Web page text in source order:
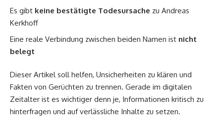
Es gibt keine bestätigte Todesursache zu Andreas
Kerkhoff
Eine reale Verbindung zwischen beiden Namen ist nicht
belegt
Dieser Artikel soll helfen, Unsicherheiten zu klären und
Fakten von Gerüchten zu trennen. Gerade im digitalen
Zeitalter ist es wichtiger denn je, Informationen kritisch zu
hinterfragen und auf verlässliche Inhalte zu setzen.